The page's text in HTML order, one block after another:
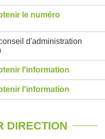
le numéro
d'administration
l'information
l'information
DIRECTION